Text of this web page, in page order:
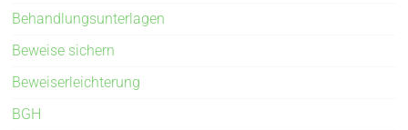
Behandlungsunterlagen
Beweise sichern
Beweiserleichterung
BGH